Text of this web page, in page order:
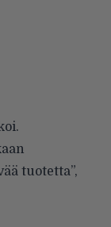
tuotetta”,